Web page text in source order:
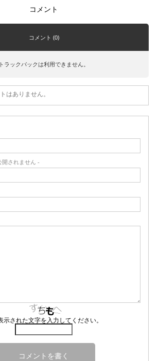
コメント
コメント (0)
トラックバックは利用できません。
はありません。
開されません -
示された文字を入力してください。